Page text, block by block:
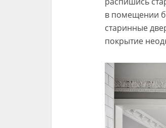
в помещении
старинные
покрытие